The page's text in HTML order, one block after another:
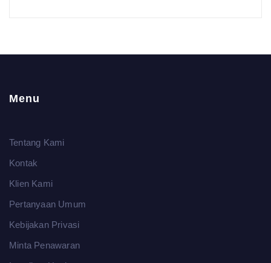
Menu
Tentang Kami
Kontak
Klien Kami
Pertanyaan Umum
Kebijakan Privasi
Minta Penawaran